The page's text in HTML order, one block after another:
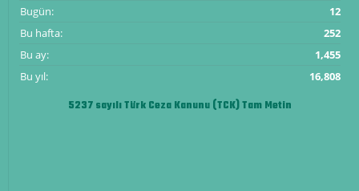
Bugün:
12
Bu hafta:
252
Bu ay:
1,455
Bu yıl:
16,808
5237 sayılı Türk Ceza Kanunu (TCK) Tam Metin